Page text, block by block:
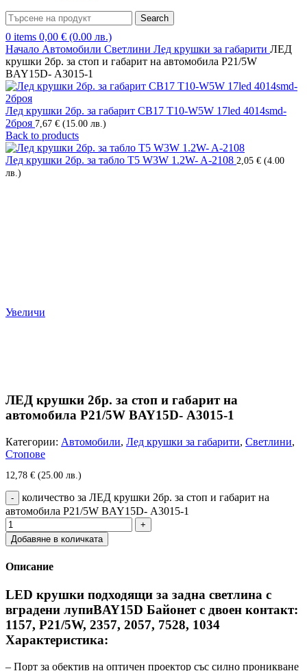
Search
0 items 0,00 € (0.00 лв.)
Начало Автомобили Светлини Лед крушки за габарити ЛЕД
крушки 2бр. за стоп и габарит на автомобила P21/5W
BAY15D- А3015-1
Лед крушки 2бр. за габарит СВ17 T10-W5W 17led 4014smd-
2броя 7,67 € (15.00 лв.)
Back to products
Лед крушки 2бр. за табло T5 W3W 1.2W- A-2108 2,05 € (4.00
лв.)
Увеличи
ЛЕД крушки 2бр. за стоп и габарит на
автомобила P21/5W BAY15D- А3015-1
Категории: Автомобили, Лед крушки за габарити, Светлини,
Стопове
12,78 € (25.00 лв.)
количество за ЛЕД крушки 2бр. за стоп и габарит на
автомобила P21/5W BAY15D- А3015-1
Добавяне в количката
Описание
LED крушки подходящи за задна светлина с
вградени лупиBAY15D Байонет с двоен контакт:
1157, P21/5W, 2357, 2057, 7528, 1034
Характеристика:
– Порт за обектив на оптичен проектор със силно проникване